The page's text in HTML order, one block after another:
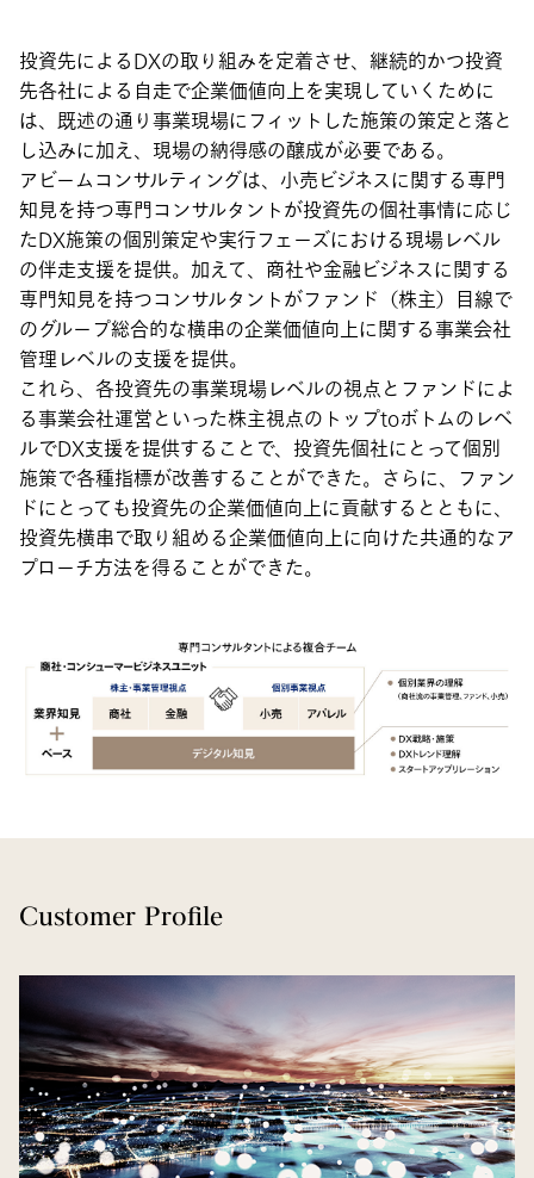
投資先によるDXの取り組みを定着させ、継続的かつ投資
先各社による自走で企業価値向上を実現していくために
は、既述の通り事業現場にフィットした施策の策定と落と
し込みに加え、現場の納得感の醸成が必要である。
アビームコンサルティングは、小売ビジネスに関する専門
知見を持つ専門コンサルタントが投資先の個社事情に応じ
たDX施策の個別策定や実行フェーズにおける現場レベル
の伴走支援を提供。加えて、商社や金融ビジネスに関する
専門知見を持つコンサルタントがファンド（株主）目線で
のグループ総合的な横串の企業価値向上に関する事業会社
管理レベルの支援を提供。
これら、各投資先の事業現場レベルの視点とファンドによ
る事業会社運営といった株主視点のトップtoボトムのレベ
ルでDX支援を提供することで、投資先個社にとって個別
施策で各種指標が改善することができた。さらに、ファン
ドにとっても投資先の企業価値向上に貢献するとともに、
投資先横串で取り組める企業価値向上に向けた共通的なア
プローチ方法を得ることができた。
Customer Profile